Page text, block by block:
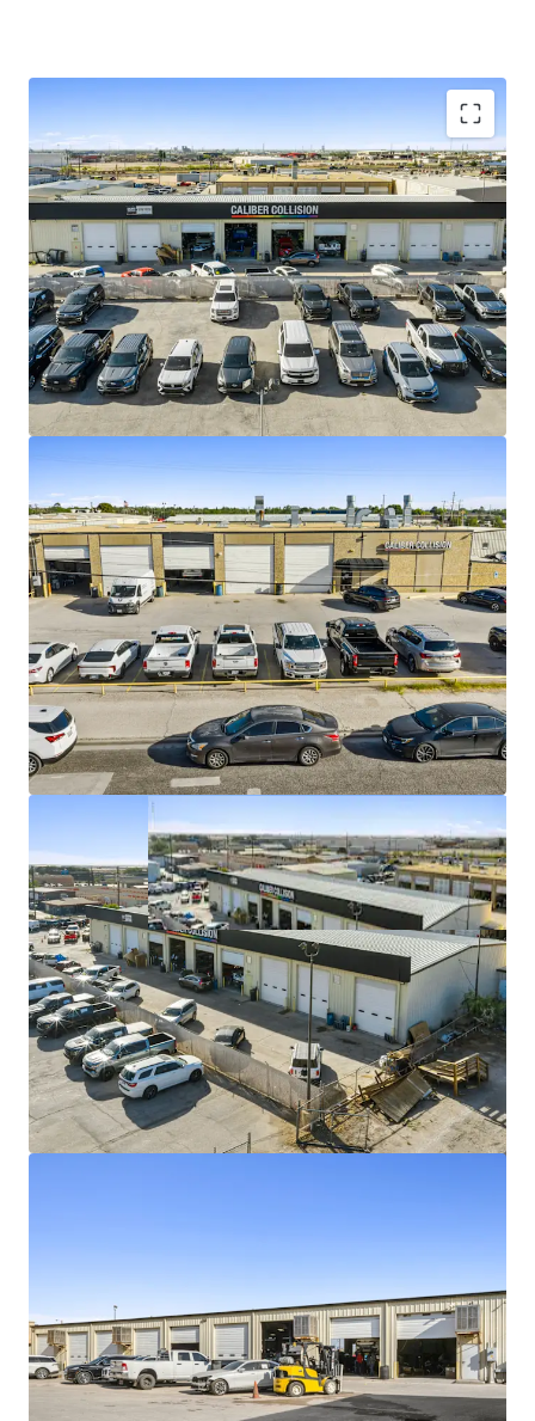
Top 4% most visited locations nationwide
(placer.ai)
$95K average household income within 1-
mile of the site
NN lease with minimal landlord
responsibilities
2% annual rent escalations
Strong tenancy with 1,863+ locations
nationwide
35% daytime population increase within 3-
miles of Caliber Collision
Population of 110K within 5-miles
#1 producing oil region in the United States
$4.2M average unit volume
Accessibility to 54,000+ vehicles per day